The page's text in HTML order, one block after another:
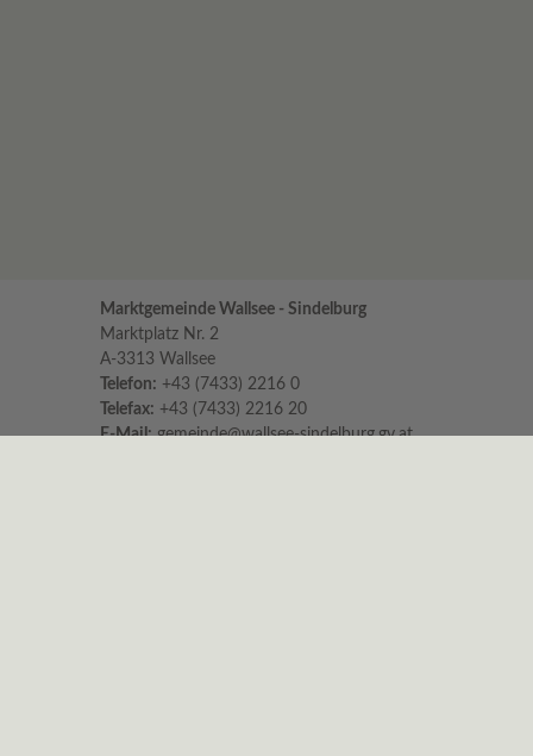
Marktgemeinde Wallsee - Sindelburg
Marktplatz Nr. 2
A-3313 Wallsee
Telefon: +43 (7433) 2216 0
Telefax: +43 (7433) 2216 20
E-Mail: gemeinde@wallsee-sindelburg.gv.at